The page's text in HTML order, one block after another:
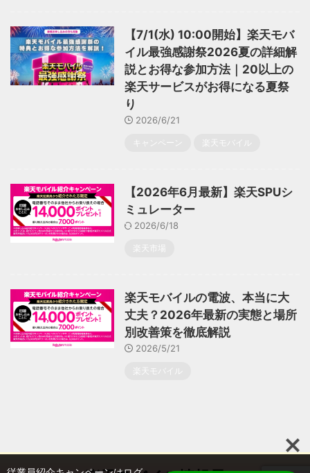
【7/1(水) 10:00開始】楽天モバ
イル最強感謝祭2026夏の詳細解
説とお得な参加方法｜20以上の
楽天サービスがお得になる夏祭
り
2026/6/21
キャンペーン 楽天モバイル
【2026年6月最新】楽天SPUシ
ミュレーター
2026/6/18
楽天市場
楽天モバイルの電波、本当に大
丈夫？2026年最新の実態と場所
別改善策を徹底解説
2026/5/21
楽天モバイル